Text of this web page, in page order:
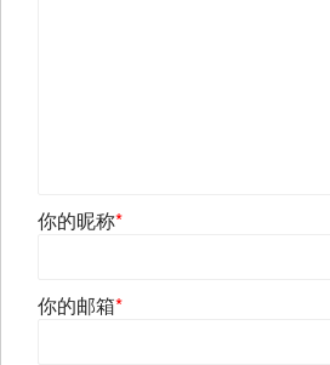
你的昵称*
你的邮箱*